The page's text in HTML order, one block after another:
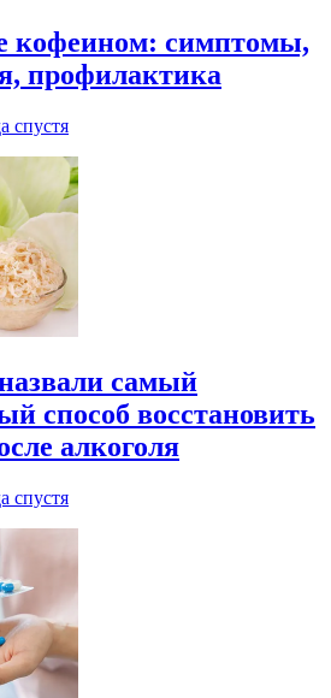
кофеином: симптомы,
профилактика
спустя
самый
способ восстановить
алкоголя
спустя